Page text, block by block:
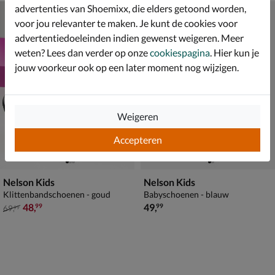
Nelson Kids
Klittenbandschoenen - goud
van € 69,99 voor € 48,99
69,99 48,99
Nelson Kids
Babyschoenen - blauw
€ 49,99
49,99
advertenties van Shoemixx, die elders getoond worden,
voor jou relevanter te maken. Je kunt de cookies voor
advertentiedoeleinden indien gewenst weigeren. Meer
weten? Lees dan verder op onzecookiespagina . Hier kun je
jouw voorkeur ook op een later moment nog wijzigen.
Accepteren
Weigeren